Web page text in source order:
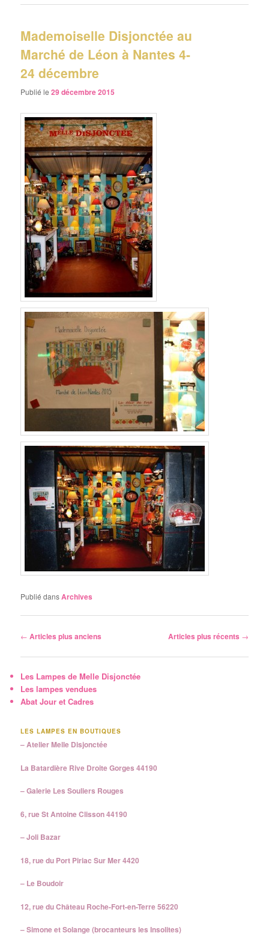
Mademoiselle Disjonctée au
Marché de Léon à Nantes 4-
24 décembre
Publié le29 décembre 2015
Publié dansArchives
Navigation des articles
← Articles plus anciens Articles plus récents →
Les Lampes de Melle Disjonctée
Les lampes vendues
Abat Jour et Cadres
LES LAMPES EN BOUTIQUES
– Atelier Melle Disjonctée
La Batardière Rive Droite Gorges 44190
– Galerie Les Souliers Rouges
6, rue St Antoine Clisson 44190
– Joli Bazar
18, rue du Port Piriac Sur Mer 4420
– Le Boudoir
12, rue du Château Roche-Fort-en-Terre 56220
– Simone et Solange (brocanteurs les Insolites)